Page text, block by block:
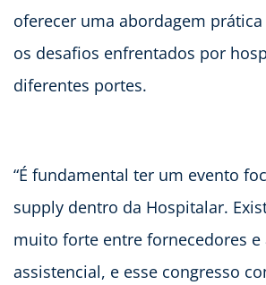
oferecer uma abordagem prática
os desafios enfrentados por
diferentes portes.
“É fundamental ter um evento
supply dentro da Hospitalar.
muito forte entre fornecedores e
assistencial, e esse congresso